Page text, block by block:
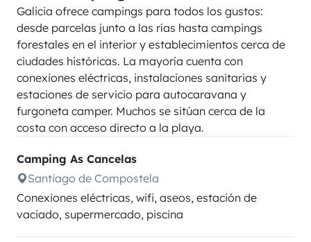
Galicia ofrece campings para todos los gustos:
desde parcelas junto a las rías hasta campings
forestales en el interior y establecimientos cerca de
ciudades históricas. La mayoría cuenta con
conexiones eléctricas, instalaciones sanitarias y
estaciones de servicio para autocaravana y
furgoneta camper. Muchos se sitúan cerca de la
costa con acceso directo a la playa.
Camping As Cancelas
Santiago de Compostela
Conexiones eléctricas, wifi, aseos, estación de
vaciado, supermercado, piscina